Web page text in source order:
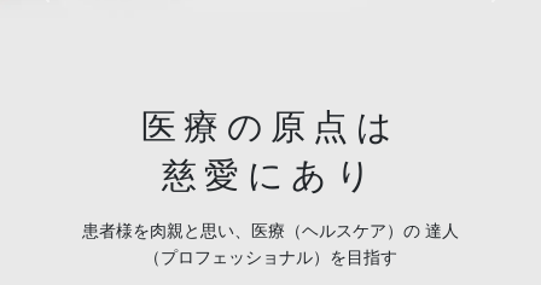
医療の原点は
慈愛にあり
患者様を肉親と思い、医療（ヘルスケア）の 達人
（プロフェッショナル）を目指す
医療の原点は
慈愛にあり
患者様を肉親と思い、医療（ヘルスケア）の 達人
（プロフェッショナル）を目指す